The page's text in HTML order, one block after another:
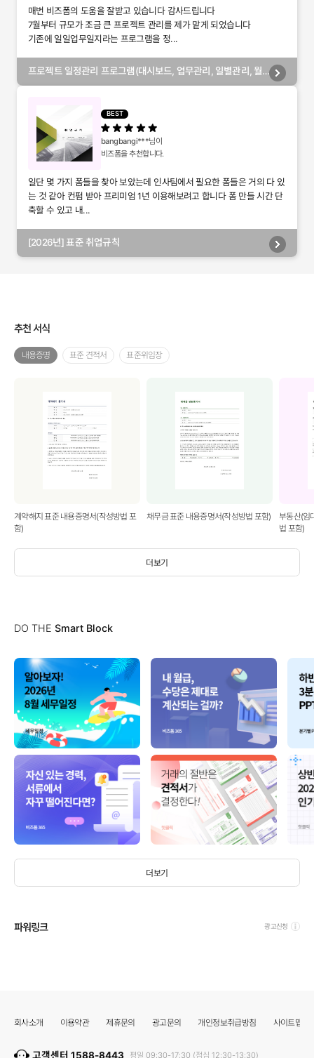
매번 비즈폼의 도움을 잘받고 있습니다 감사드립니다
7월부터 규모가 조금 큰 프로젝트 관리를 제가 맡게 되었습니다
기존에 일일업무일지라는 프로그램을 정...
프로젝트 일정관리 프로그램(대시보드, 업무관리, 일별관리, 월
BEST
bangbangi***님이
비즈폼을 추천합니다.
일단 몇 가지 폼들을 찾아 보았는데 인사팀에서 필요한 폼들은 거의 다 있
는 것 같아 컨펌 받아 프리미엄 1년 이용해보려고 합니다 폼 만들 시간 단
축할 수 있고 내...
[2026년] 표준 취업규칙
추천 서식
더보기
내용증명 표준 견적서 표준위임장
계약해지 표준 내용증명서(작성방법 포
함)
채무금 표준 내용증명서(작성방법 포함)
부동산(임
법 포함)
DO THE Smart Block
더보기
파워링크 광고신청
회사소개 이용약관 제휴문의 광고문의 개인정보취급방침 사이트맵
고객센터 1588-8443 평일 09:30-17:30 (점심 12:30-13:30)